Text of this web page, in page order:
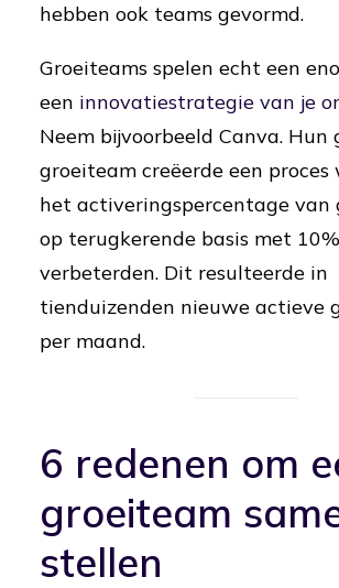
hebben ook teams gevormd.
Groeiteams spelen echt een
een innovatiestrategie van je
Neem bijvoorbeeld Canva. Hun
groeiteam creëerde een proces
het activeringspercentage van
op terugkerende basis met 10%
verbeterden. Dit resulteerde in
tienduizenden nieuwe actieve
per maand.
6 redenen om
groeiteam
stellen